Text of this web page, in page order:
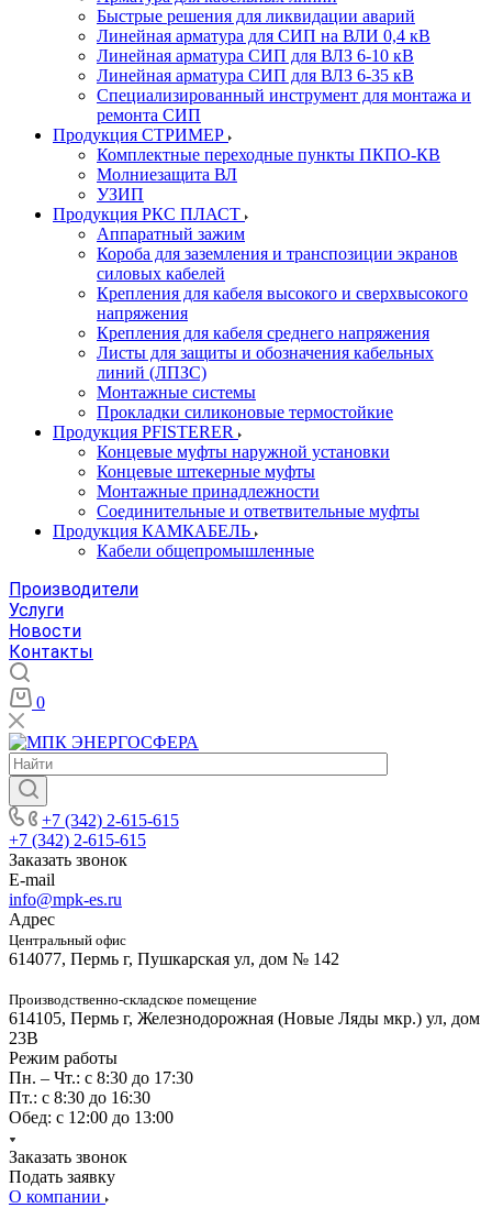
Быстрые решения для ликвидации аварий
Линейная арматура для СИП на ВЛИ 0,4 кВ
Линейная арматура СИП для ВЛЗ 6-10 кВ
Линейная арматура СИП для ВЛЗ 6-35 кВ
Специализированный инструмент для монтажа и
ремонта СИП
Продукция СТРИМЕР
Комплектные переходные пункты ПКПО-КВ
Молниезащита ВЛ
УЗИП
Продукция РКС ПЛАСТ
Аппаратный зажим
Короба для заземления и транспозиции экранов
силовых кабелей
Крепления для кабеля высокого и сверхвысокого
напряжения
Крепления для кабеля среднего напряжения
Листы для защиты и обозначения кабельных
линий (ЛПЗС)
Монтажные системы
Прокладки силиконовые термостойкие
Продукция PFISTERER
Концевые муфты наружной установки
Концевые штекерные муфты
Монтажные принадлежности
Соединительные и ответвительные муфты
Продукция КАМКАБЕЛЬ
Кабели общепромышленные
Производители
Услуги
Новости
Контакты
0
+7 (342) 2-615-615
+7 (342) 2-615-615
Заказать звонок
E-mail
info@mpk-es.ru
Адрес
Центральный офис
614077, Пермь г, Пушкарская ул, дом № 142
Производственно-складское помещение
614105, Пермь г, Железнодорожная (Новые Ляды мкр.) ул, дом
23В
Режим работы
Пн. – Чт.: с 8:30 до 17:30
Пт.: с 8:30 до 16:30
Обед: с 12:00 до 13:00
Заказать звонок
Подать заявку
О компании